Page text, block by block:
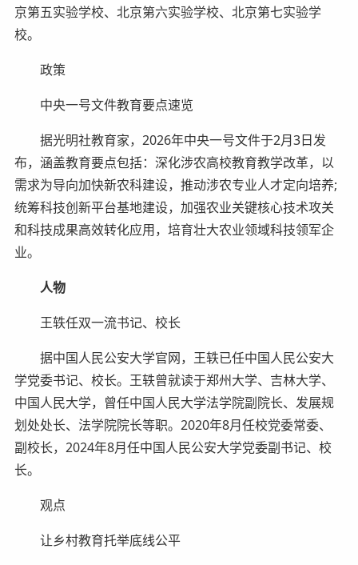
京第五实验学校、北京第六实验学校、北京第七实验学
校。
政策
中央一号文件教育要点速览
据光明社教育家，2026年中央一号文件于2月3日发
布，涵盖教育要点包括：深化涉农高校教育教学改革，以
需求为导向加快新农科建设，推动涉农专业人才定向培养;
统筹科技创新平台基地建设，加强农业关键核心技术攻关
和科技成果高效转化应用，培育壮大农业领域科技领军企
业。
人物
王轶任双一流书记、校长
据中国人民公安大学官网，王轶已任中国人民公安大
学党委书记、校长。王轶曾就读于郑州大学、吉林大学、
中国人民大学，曾任中国人民大学法学院副院长、发展规
划处处长、法学院院长等职。2020年8月任校党委常委、
副校长，2024年8月任中国人民公安大学党委副书记、校
长。
观点
让乡村教育托举底线公平